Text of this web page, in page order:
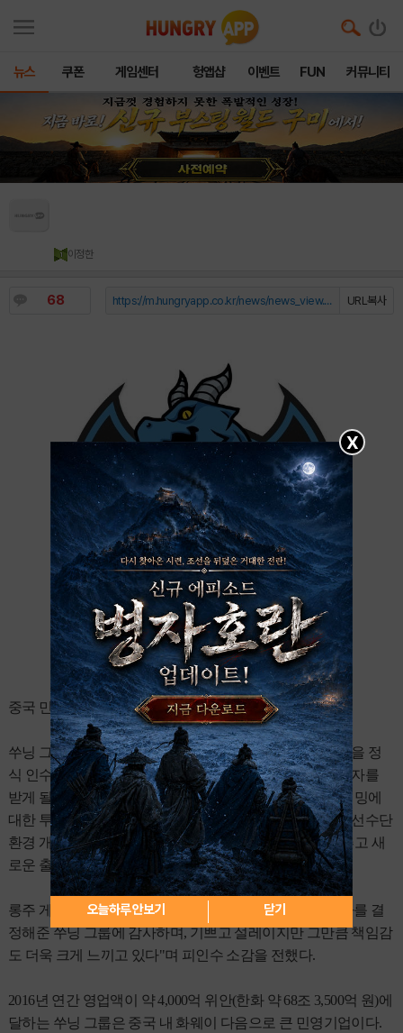
뉴스 쿠폰 게임센터 헝앱샵 이벤트 FUN 커뮤니티
이정한
68 URL복사
https://m.hungryapp.co.kr/news/news_view.php?durl=YmNvZGU9b...
중국 민영 기업인 쑤닝 그룹이 롱주 게이밍을 인수했다.
쑤닝 그룹의 계열사인 쑤닝 원창이 25일 오전 롱주 게이밍을 정
식 인수했다고 발표했다. 이로써 롱주 게이밍은 대규모 투자를
받게 될 전망이다. 이번 인수를 통해 쑤닝 원창은 롱주게이밍에
대한 투자를 지속적으로 늘려나갈 것이며 사무국 개설 및 선수단
환경 개선, 스태프 모집 그리고 선수단 복지에 초점을 맞추고 새
로운 출발을 준비할 예정이다.
롱주 게이밍을 이끌고 있는 강동훈 감독은 "대대적인 투자를 결
정해준 쑤닝 그룹에 감사하며, 기쁘고 설레이지만 그만큼 책임감
도 더욱 크게 느끼고 있다"며 피인수 소감을 전했다.
2016년 연간 영업액이 약 4,000억 위안(한화 약 68조 3,500억 원)에
달하는 쑤닝 그룹은 중국 내 화웨이 다음으로 큰 민영기업이다.
X
오늘하루 안보기 닫기